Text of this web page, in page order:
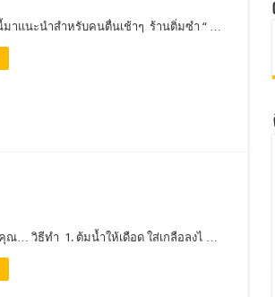
มาแนะนำสำหรับคนตื่นเช้าๆ ร้านติ่มซำ “ …
ณ… วิธีทำ 1. ต้มน้ำให้เดือด ใส่เกลือลงไ …